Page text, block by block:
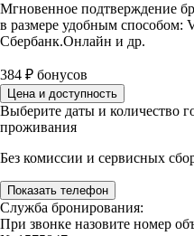
Мгновенное подтверждение
в размере удобным способом:
Сбербанк.Онлайн и др.
384 ₽ бонусов
Цена и доступность
Выберите даты и количество
проживания
Без комиссии и сервисных
Показать телефон
Служба бронирования:
При звонке назовите номер